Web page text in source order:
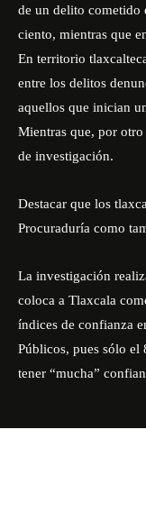
de un delito cometido
ciento, mientras que
En territorio
entre los delitos
aquellos que inician
Mientras que, por
de investigación.
Destacar que los
Procuraduría como
La investigación
coloca a Tlaxcala
índices de confianza
Públicos, pues sólo el
tener “mucha”